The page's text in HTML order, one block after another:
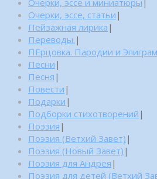
Очерки, эссе и миниатюры
Очерки, эссе, статьи |
Пейзажная лирика |
Переводы. |
ПЕрцовка. Пародии и
Песни |
Песня |
Повести |
Подарки |
Подборки стихотворений |
Поэзия |
Поэзия (Ветхий Завет) |
Поэзия (Новый Завет) |
Поэзия для Андрея |
Поэзия для детей (Ветхий